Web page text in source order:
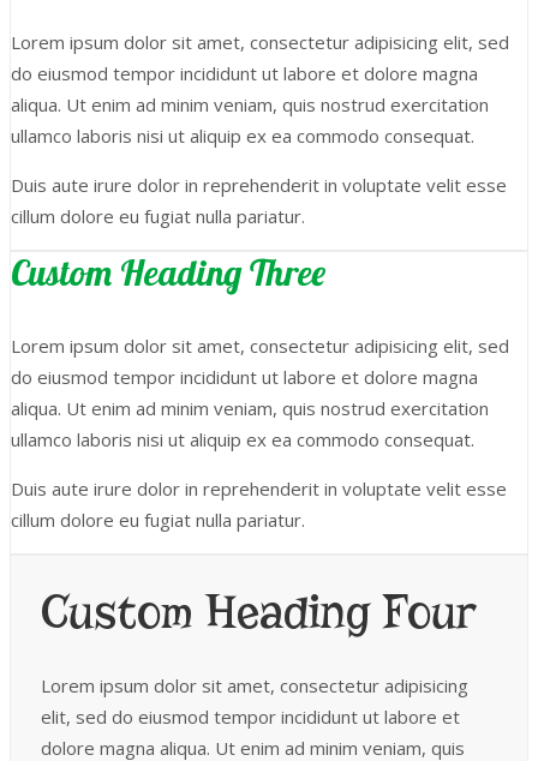
Lorem ipsum dolor sit amet, consectetur adipisicing elit, sed
do eiusmod tempor incididunt ut labore et dolore magna
aliqua. Ut enim ad minim veniam, quis nostrud exercitation
ullamco laboris nisi ut aliquip ex ea commodo consequat.
Duis aute irure dolor in reprehenderit in voluptate velit esse
cillum dolore eu fugiat nulla pariatur.
Custom Heading Three
Lorem ipsum dolor sit amet, consectetur adipisicing elit, sed
do eiusmod tempor incididunt ut labore et dolore magna
aliqua. Ut enim ad minim veniam, quis nostrud exercitation
ullamco laboris nisi ut aliquip ex ea commodo consequat.
Duis aute irure dolor in reprehenderit in voluptate velit esse
cillum dolore eu fugiat nulla pariatur.
Custom Heading Four
Lorem ipsum dolor sit amet, consectetur adipisicing
elit, sed do eiusmod tempor incididunt ut labore et
dolore magna aliqua. Ut enim ad minim veniam, quis